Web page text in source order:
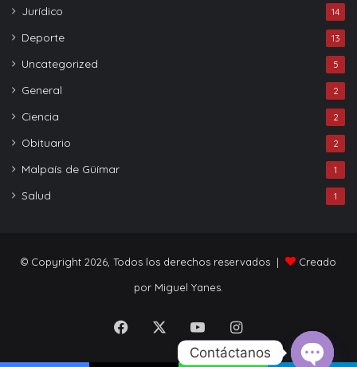
Jurídico 14
Deporte 13
Uncategorized 5
General 2
Ciencia 2
Obituario 2
Malpaís de Güímar 1
Salud 1
© Copyright 2026, Todos los derechos reservados |
Creado
por Miguel Yanes.
Facebook YouTubeInstagram
Contáctanos